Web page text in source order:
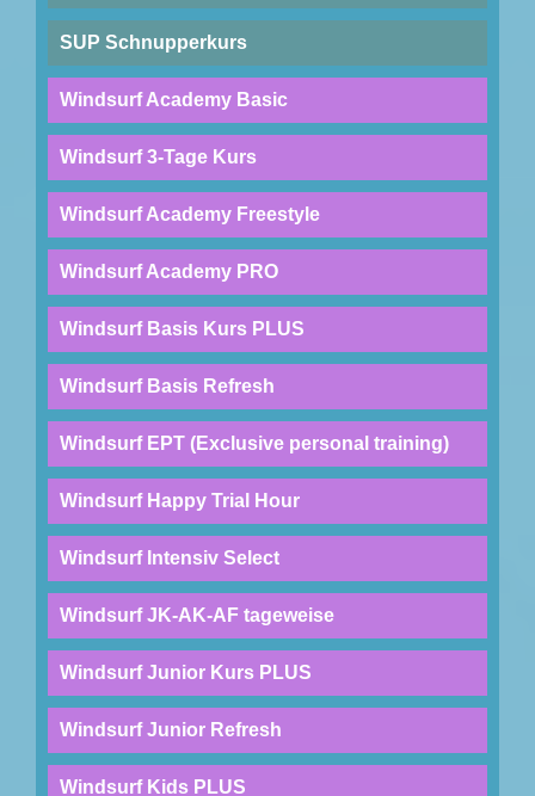
SUP Schnupperkurs
Windsurf Academy Basic
Windsurf 3-Tage Kurs
Windsurf Academy Freestyle
Windsurf Academy PRO
Windsurf Basis Kurs PLUS
Windsurf Basis Refresh
Windsurf EPT (Exclusive personal training)
Windsurf Happy Trial Hour
Windsurf Intensiv Select
Windsurf JK-AK-AF tageweise
Windsurf Junior Kurs PLUS
Windsurf Junior Refresh
Windsurf Kids PLUS